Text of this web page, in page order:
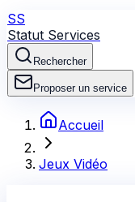
SS
Statut Services
Rechercher
Proposer un service
Accueil
Jeux Vidéo